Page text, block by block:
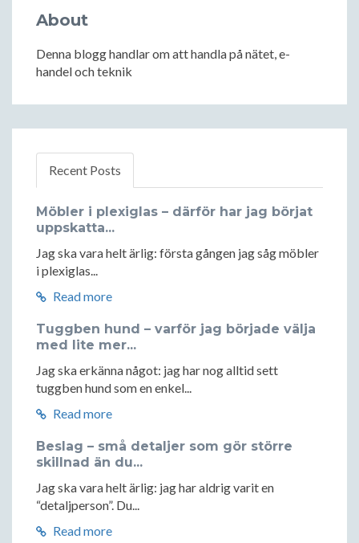
About
Denna blogg handlar om att handla på nätet, e-
handel och teknik
Recent Posts
Möbler i plexiglas – därför har jag börjat
uppskatta...
Jag ska vara helt ärlig: första gången jag såg möbler
i plexiglas...
Read more
Tuggben hund – varför jag började välja
med lite mer...
Jag ska erkänna något: jag har nog alltid sett
tuggben hund som en enkel...
Read more
Beslag – små detaljer som gör större
skillnad än du...
Jag ska vara helt ärlig: jag har aldrig varit en
“detaljperson”. Du...
Read more